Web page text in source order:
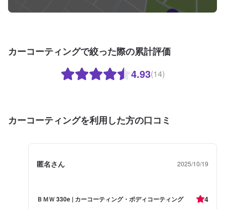
カーコーティングで絞った際の累計評価
4.93(14)
カーコーティングを利用した方の口コミ
匿名さん 2025/10/19
ＢＭＷ 330e | カーコーティング・ボディコーティング 4